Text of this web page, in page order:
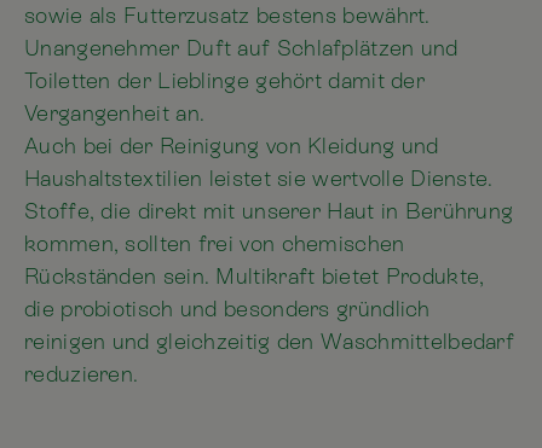
sowie als Futterzusatz bestens bewährt.
Unangenehmer Duft auf Schlafplätzen und
Toiletten der Lieblinge gehört damit der
Vergangenheit an.
Auch bei der Reinigung von Kleidung und
Haushaltstextilien leistet sie wertvolle Dienste.
Stoffe, die direkt mit unserer Haut in Berührung
kommen, sollten frei von chemischen
Rückständen sein. Multikraft bietet Produkte,
die probiotisch und besonders gründlich
reinigen und gleichzeitig den Waschmittelbedarf
reduzieren.